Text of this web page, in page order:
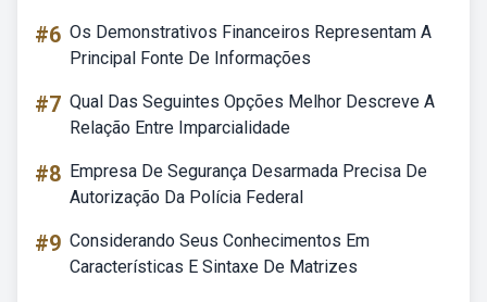
#6 Os Demonstrativos Financeiros Representam A
Principal Fonte De Informações
#7 Qual Das Seguintes Opções Melhor Descreve A
Relação Entre Imparcialidade
#8 Empresa De Segurança Desarmada Precisa De
Autorização Da Polícia Federal
#9 Considerando Seus Conhecimentos Em
Características E Sintaxe De Matrizes